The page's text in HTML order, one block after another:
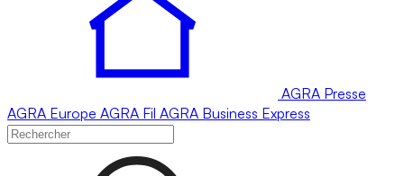
AGRA Presse
AGRA Europe AGRA Fil AGRA Business Express